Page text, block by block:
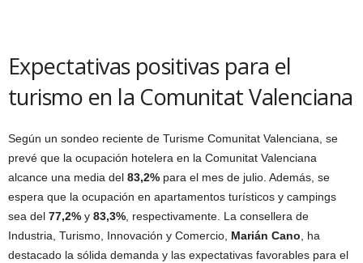
Expectativas positivas para el
turismo en la Comunitat Valenciana
Según un sondeo reciente de Turisme Comunitat Valenciana, se
prevé que la ocupación hotelera en la Comunitat Valenciana
alcance una media del 83,2% para el mes de julio. Además, se
espera que la ocupación en apartamentos turísticos y campings
sea del 77,2% y 83,3%, respectivamente. La consellera de
Industria, Turismo, Innovación y Comercio, Marián Cano, ha
destacado la sólida demanda y las expectativas favorables para el